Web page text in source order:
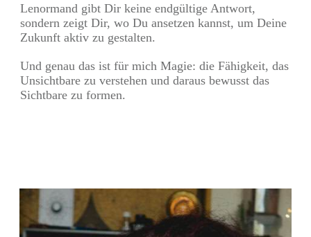
Lenormand gibt Dir keine endgültige Antwort,
sondern zeigt Dir, wo Du ansetzen kannst, um Deine
Zukunft aktiv zu gestalten.
Und genau das ist für mich Magie: die Fähigkeit, das
Unsichtbare zu verstehen und daraus bewusst das
Sichtbare zu formen.